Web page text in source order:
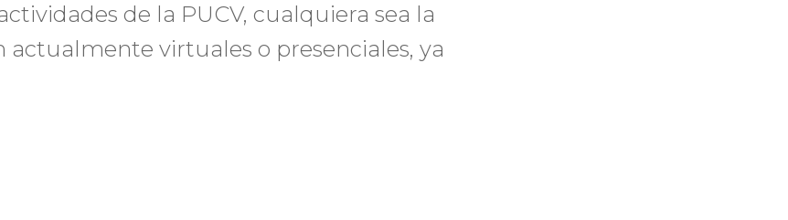
de la PUCV, cualquiera sea la
virtuales o presenciales, ya